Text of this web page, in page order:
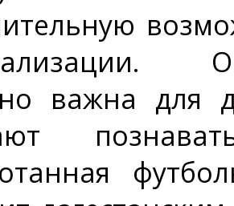
важна для